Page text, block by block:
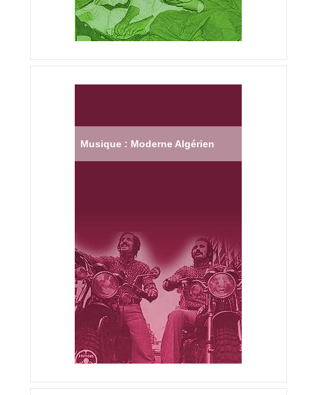
Musique : Moderne Algérien